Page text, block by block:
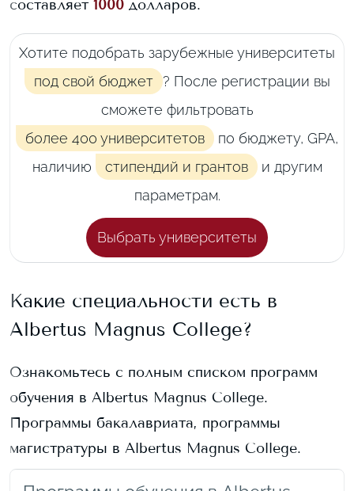
составляет 1000 долларов.
Хотите подобрать зарубежные университеты
под свой бюджет ? После регистрации вы
сможете фильтровать
более 400 университетов
по бюджету, GPA,
наличию
стипендий и грантов и другим
параметрам.
Выбрать университеты
Какие специальности есть в
Albertus Magnus College?
Ознакомьтесь с полным списком программ
обучения в Albertus Magnus College.
Программы бакалавриата, программы
магистратуры в Albertus Magnus College.